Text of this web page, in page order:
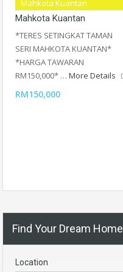
Mahkota Kuantan
Teres Setingkat Taman Seri
Mahkota Kuantan
*TERES SETINGKAT TAMAN
SERI MAHKOTA KUANTAN*
*HARGA TAWARAN
RM150,000* … More Details
RM150,000
Find Your Dream Home
Location